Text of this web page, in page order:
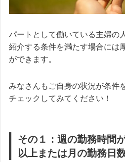
パートとして働いている主婦の
紹介する条件を満たす場合には
ができます。
みなさんもご自身の状況が条件
チェックしてみてください！
その１：週の勤務時間
以上または月の勤務日